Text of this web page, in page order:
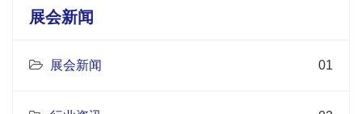
展会新闻
展会新闻 01